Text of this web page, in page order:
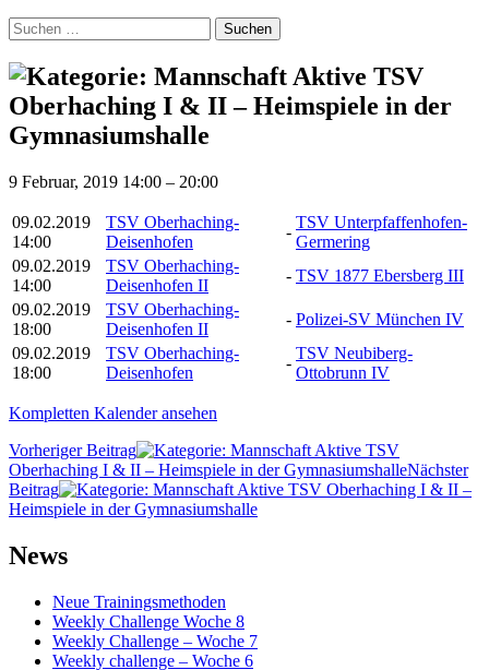
Suchen
nach:
TSV
Oberhaching I & II – Heimspiele in der
Gymnasiumshalle
TSV
I
&
II
in
der
Gymnasiumshalle
9 Februar, 2019 14:00 – 20:00
09.02.2019
14:00
TSV Oberhaching-
Deisenhofen
-
TSV Unterpfaffenhofen-
Germering
09.02.2019
14:00
TSV Oberhaching-
Deisenhofen II
- TSV 1877 Ebersberg III
09.02.2019
18:00
TSV Oberhaching-
Deisenhofen II
- Polizei-SV München IV
09.02.2019
18:00
TSV Oberhaching-
Deisenhofen
-
TSV Neubiberg-
Ottobrunn IV
Kompletten Kalender ansehen
Beitrags-
Navigation
Vorheriger Beitrag
TSV
Oberhaching I & II – Heimspiele in der GymnasiumshalleNächster
Beitrag
TSV Oberhaching I & II –
Heimspiele in der Gymnasiumshalle
News
Neue Trainingsmethoden
Weekly Challenge Woche 8
Weekly Challenge – Woche 7
Weekly challenge – Woche 6